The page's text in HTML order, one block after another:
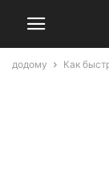
додому Как